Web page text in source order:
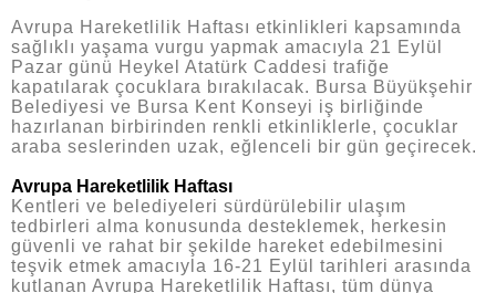
Avrupa Hareketlilik Haftası etkinlikleri kapsamında
sağlıklı yaşama vurgu yapmak amacıyla 21 Eylül
Pazar günü Heykel Atatürk Caddesi trafiğe
kapatılarak çocuklara bırakılacak. Bursa Büyükşehir
Belediyesi ve Bursa Kent Konseyi iş birliğinde
hazırlanan birbirinden renkli etkinliklerle, çocuklar
araba seslerinden uzak, eğlenceli bir gün geçirecek.
Avrupa Hareketlilik Haftası
Kentleri ve belediyeleri sürdürülebilir ulaşım
tedbirleri alma konusunda desteklemek, herkesin
güvenli ve rahat bir şekilde hareket edebilmesini
teşvik etmek amacıyla 16-21 Eylül tarihleri arasında
kutlanan Avrupa Hareketlilik Haftası, tüm dünya